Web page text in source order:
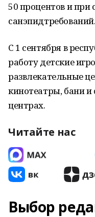
50 процентов и
санэпидтребований.
С 1 сентября в
работу детские
развлекательные
кинотеатры, бани
центрах.
Читайте нас
Выбор